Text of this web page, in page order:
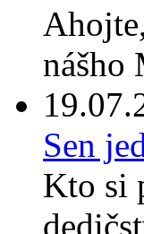
nášho
Sen
Kto si